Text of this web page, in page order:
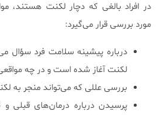
در افراد بالغی که دچار لکنت هستند،
مورد بررسی قرار می‌گیرد:
درباره پیشینه سلامت فرد سؤال
لکنت آغاز شده است و در چه
بررسی عللی که می‌تواند منجر به
پرسیدن درباره درمان‌های قبلی